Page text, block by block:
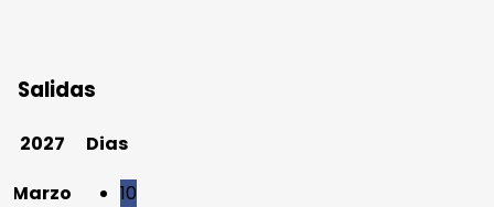
2027
Dias
10